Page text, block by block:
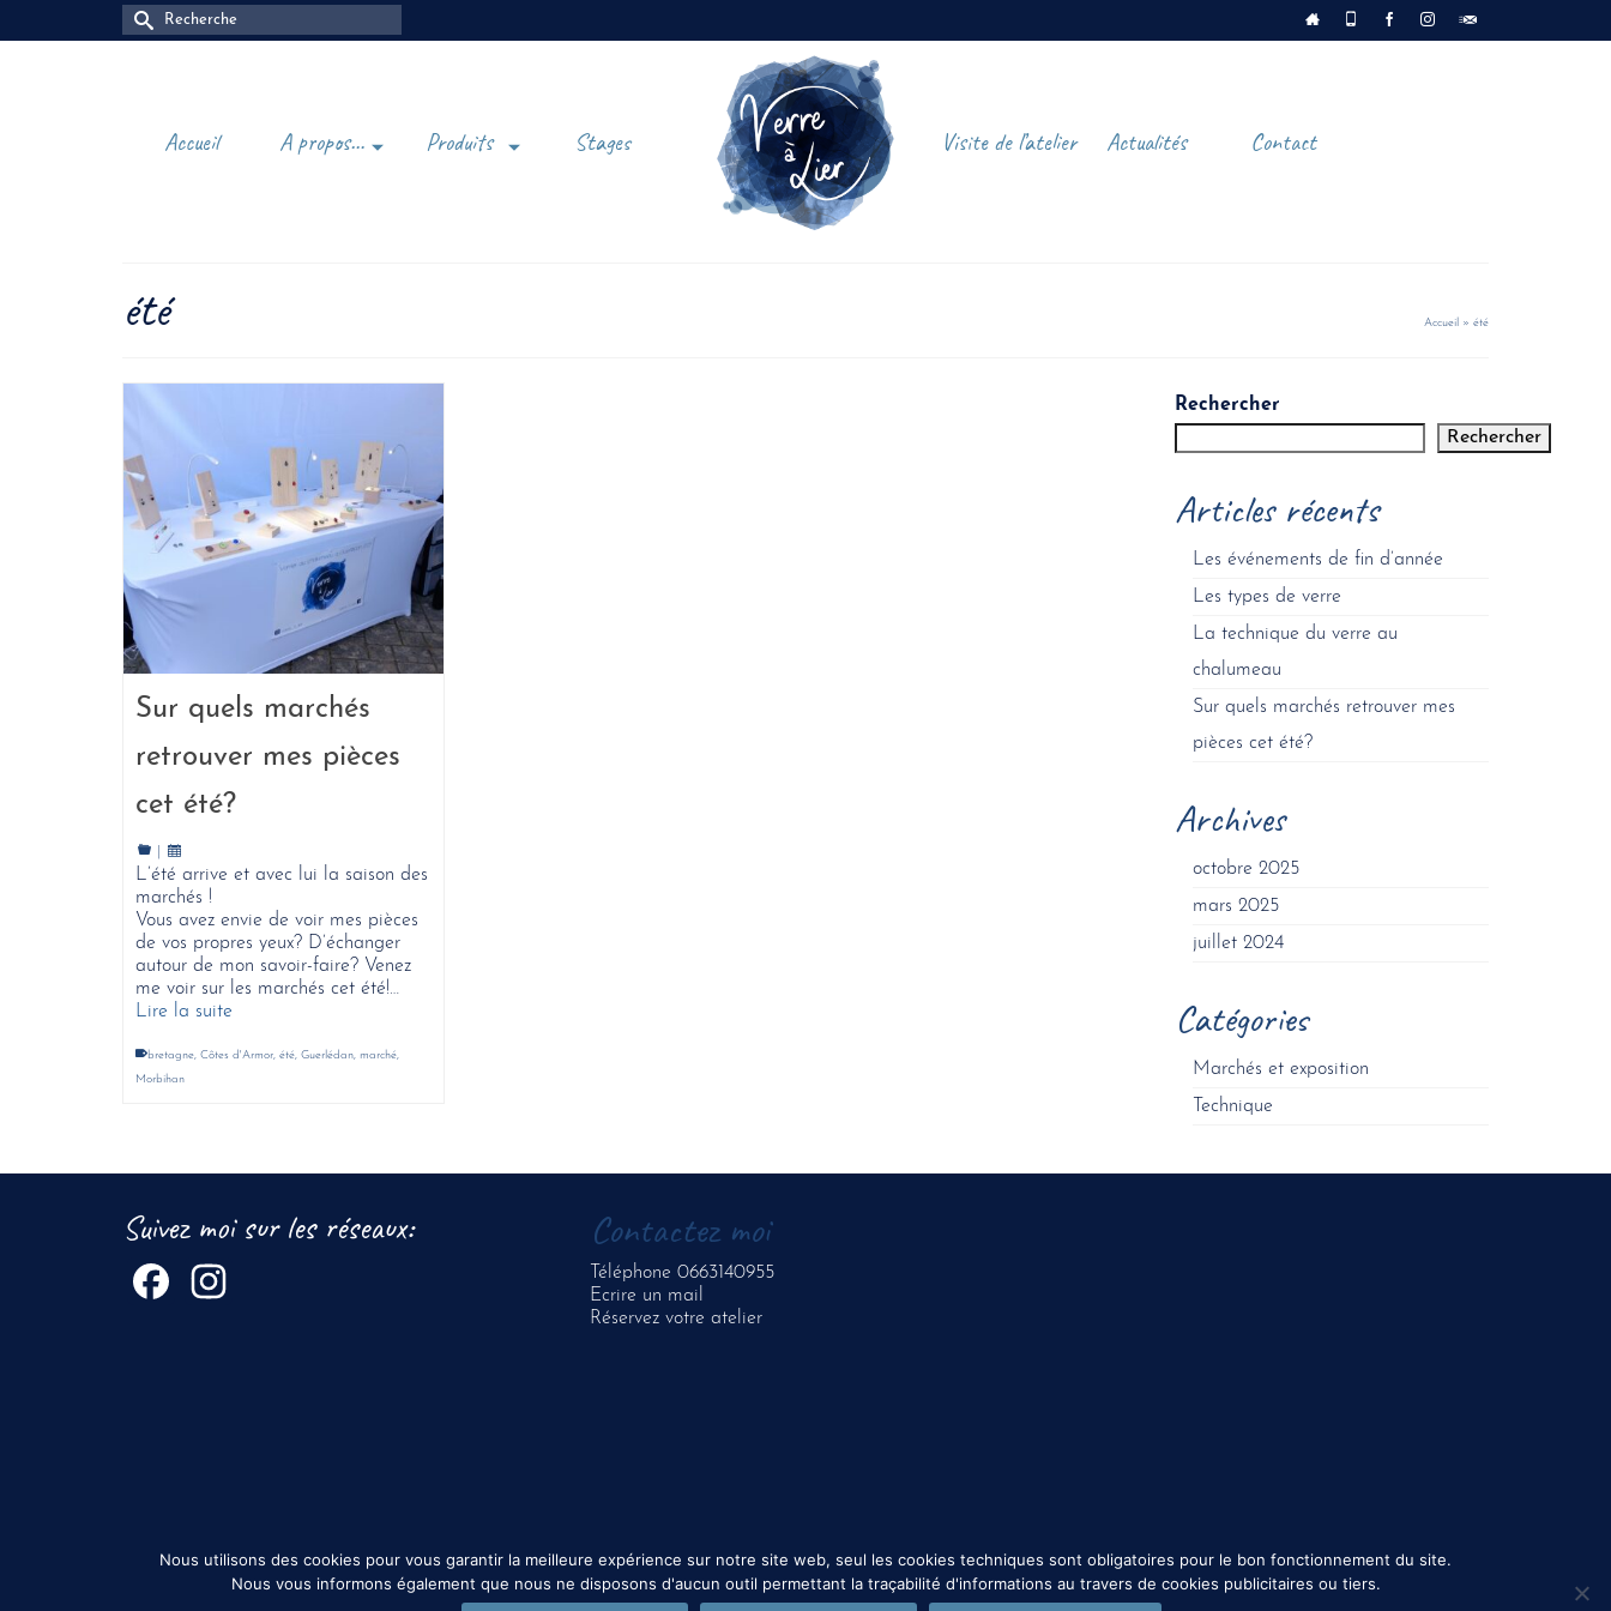
Rechercher :
Accueil A propos… Produits Stages Visite de l’atelier Actualités Contact
été Accueil » été
Sur quels marchés
retrouver mes pièces
cet été?
L’été arrive et avec lui la saison des
marchés !
Vous avez envie de voir mes pièces
de vos propres yeux? D’échanger
autour de mon savoir-faire? Venez
me voir sur les marchés cet été!…
Lire la suite
bretagne, Côtes d'Armor, été, Guerlédan, marché,
Morbihan
Rechercher
Rechercher
Articles récents
Les événements de fin d’année
Les types de verre
La technique du verre au
chalumeau
Sur quels marchés retrouver mes
pièces cet été?
Archives
octobre 2025
mars 2025
juillet 2024
Catégories
Marchés et exposition
Technique
Suivez moi sur les réseaux:
Facebook
Contactez moi
Téléphone 0663140955
Ecrire un mail
Réservez votre atelier
Nous utilisons des cookies pour vous garantir la meilleure expérience sur notre site web, seul les cookies techniques sont obligatoires pour le bon fonctionnement du site.
Nous vous informons également que nous ne disposons d'aucun outil permettant la traçabilité d'informations au travers de cookies publicitaires ou tiers.